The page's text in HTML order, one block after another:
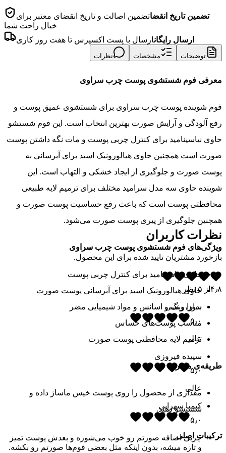
تضمین تاریخ انقضاتضمین اصالت و تاریخ انقضای معتبر برای
خیال راحت شما
ارسال رایگانارسال با پست اکسپرس تا هفت روز کاری
توضیحات مشخصات نظرات
معرفی فوم شستشوی پوست چرب سراوی
فوم شوینده پوست چرب سراوی برای شستشوی عمیق پوست و
رفع آلودگی و آرایش صورت بهترین انتخاب است. این فوم شستشو
حاوی نیاسینامید برای کنترل چربی پوست و مات نگه داشتن پوست
صورت است همچنین حاوی هیالورونیک اسید برای آبرسانی به
پوست صورت و جلوگیری از ایجاد خشکی و التهاب است. این
شوینده حاوی سه مدل سرامید مختلف برای ترمیم لایه طبیعی
محافظتی پوست است که باعث رفع حساسیت پوست صورت و
همچنین جلوگیری از پیری پوست صورت می‌شود.
ویژگی‌های فوم شستشوی پوست چرب سراوی
حاوی نیاسینامید برای کنترل چربی پوست
حاوی هیالورونیک اسید برای آبرسانی پوست صورت
بدون رنگ و اسانس و مواد شیمیایی مضر
مناسب پوست‌های حساس
ترمیم لایه محافظتی پوست صورت
طریقه‌ی مصرف
مقداری از محصول را روی پوست خیس ماساژ داده و
شستشو دهید.
ترکیبات اصلی
نظرات کاربران
بازخورد مشتریان تایید شده برای این محصول.
۴٫۸از ۵نظر
سارا ویسی
۵٫۰
عالی
سپیده فیروزی
۵٫۰
عالی
کیمیا سهرابی
۵٫۰
چربی اضافه صورتم رو خوب می‌شوره و بعدش پوست تمیز
و تازه میشه، بدون اینکه مثل بعضی فوم‌ها صورتم رو بکشه.